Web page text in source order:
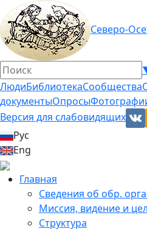
Северо-
ЛюдиБиблиотекаСообщества
документыОпросы
Версия для слабовидящих
Рус
Eng
Главная
Сведения об обр.
Миссия, видение и
Структура